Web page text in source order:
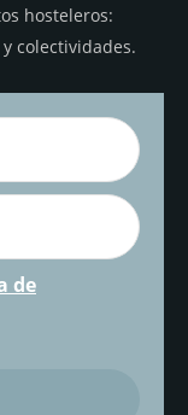
hosteleros:
colectividades.
de